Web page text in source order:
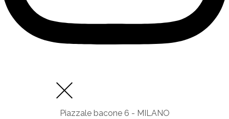
Piazzale bacone 6 - MILANO